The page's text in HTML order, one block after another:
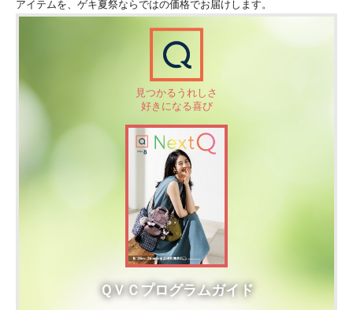
アイテムを、ゲキ夏祭ならではの価格でお届けします。
見つかるうれしさ
好きになる喜び
ＱＶＣプログラムガイド